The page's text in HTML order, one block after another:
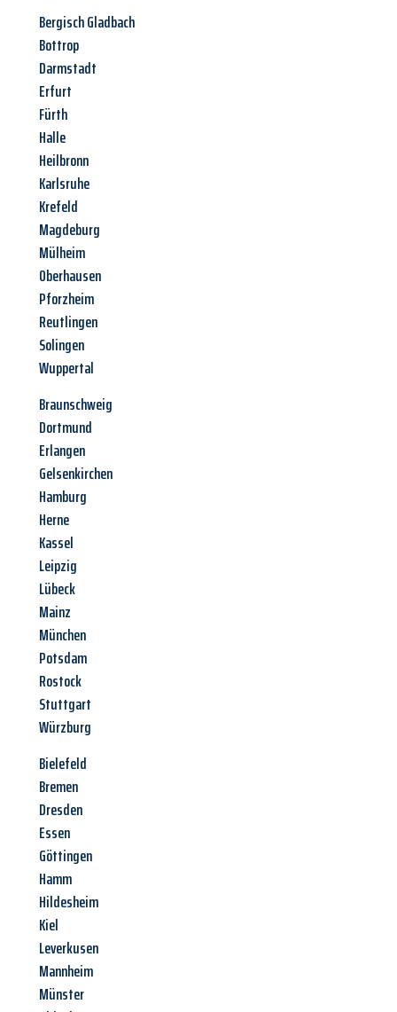
Bergisch Gladbach
Bottrop
Darmstadt
Erfurt
Fürth
Halle
Heilbronn
Karlsruhe
Krefeld
Magdeburg
Mülheim
Oberhausen
Pforzheim
Reutlingen
Solingen
Wuppertal
Braunschweig
Dortmund
Erlangen
Gelsenkirchen
Hamburg
Herne
Kassel
Leipzig
Lübeck
Mainz
München
Potsdam
Rostock
Stuttgart
Würzburg
Bielefeld
Bremen
Dresden
Essen
Göttingen
Hamm
Hildesheim
Kiel
Leverkusen
Mannheim
Münster